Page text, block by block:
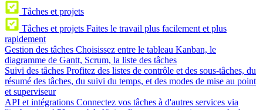
Tâches et projets
Tâches et projets Faites le travail plus facilement et plus
rapidement
Gestion des tâches Choisissez entre le tableau Kanban, le
diagramme de Gantt, Scrum, la liste des tâches
Suivi des tâches Profitez des listes de contrôle et des sous-tâches, du
résumé des tâches, du suivi du temps, et des modes de mise au point
et superviseur
API et intégrations Connectez vos tâches à d'autres services via